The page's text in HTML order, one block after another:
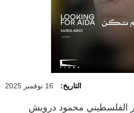
التاريخ: 16 نوفمبر 2025
الفلسطيني محمود درويش